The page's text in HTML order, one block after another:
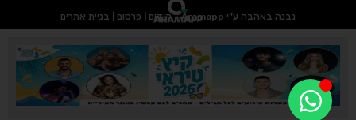
נבנה באהבה ע"י Aramapp - קידום | פרסום | בניית אתרים